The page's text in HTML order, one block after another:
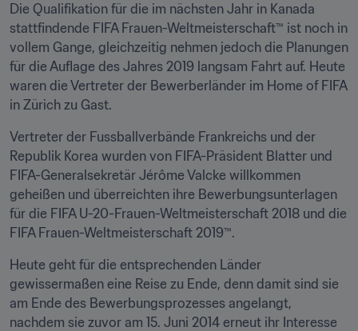
Die Qualifikation für die im nächsten Jahr in Kanada
stattfindende FIFA Frauen-Weltmeisterschaft™ ist noch in
vollem Gange, gleichzeitig nehmen jedoch die Planungen
für die Auflage des Jahres 2019 langsam Fahrt auf. Heute
waren die Vertreter der Bewerberländer im Home of FIFA
in Zürich zu Gast.
Vertreter der Fussballverbände Frankreichs und der
Republik Korea wurden von FIFA-Präsident Blatter und
FIFA-Generalsekretär Jérôme Valcke willkommen
geheißen und überreichten ihre Bewerbungsunterlagen
für die FIFA U-20-Frauen-Weltmeisterschaft 2018 und die
FIFA Frauen-Weltmeisterschaft 2019™.
Heute geht für die entsprechenden Länder
gewissermaßen eine Reise zu Ende, denn damit sind sie
am Ende des Bewerbungsprozesses angelangt,
nachdem sie zuvor am 15. Juni 2014 erneut ihr Interesse